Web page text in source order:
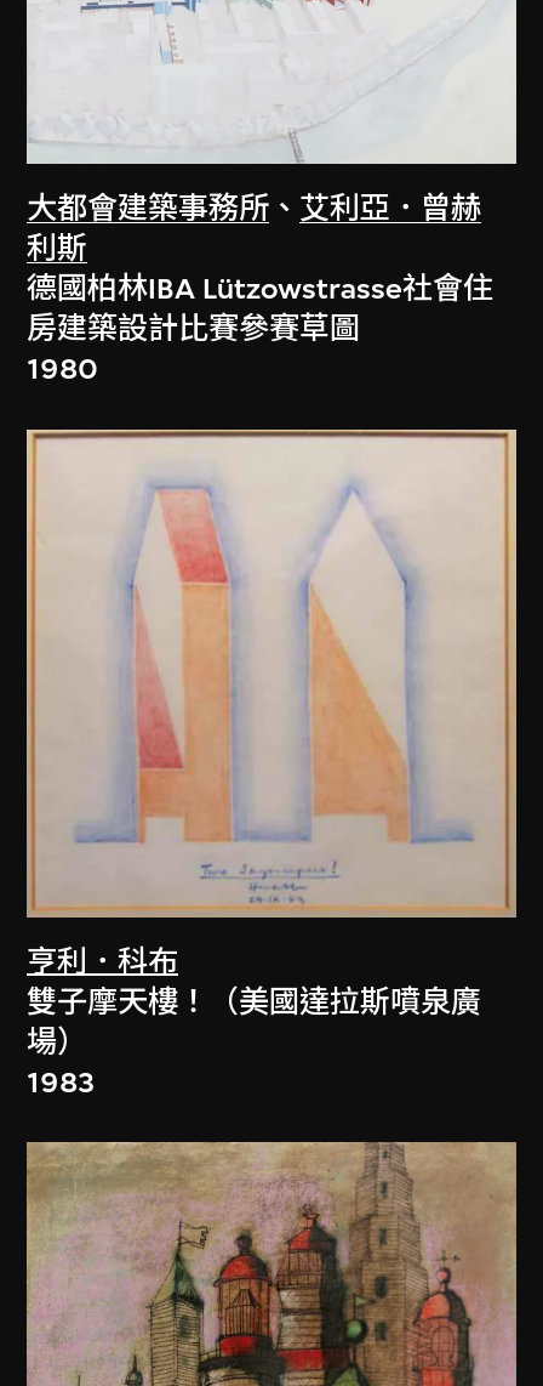
大都會建築事務所 、 艾利亞．曾赫
利斯
德國柏林IBA Lützowstrasse社會住
房建築設計比賽參賽草圖
1980
亨利．科布
雙子摩天樓！（美國達拉斯噴泉廣
場）
1983